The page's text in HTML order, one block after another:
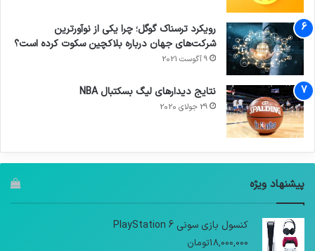
رویکرد ترسناک گوگل؛ چرا یکی از نوآورترین
شرکت‌های جهان درباره بلاکچین سکوت کرده است؟
9 آگوست 2021
نتایج دیدار‌های لیگ بسکتبال NBA
29 جولای 2020
پیشنهاد ویژه
کنسول بازی سونی PlayStation 6
18,000,000تومان